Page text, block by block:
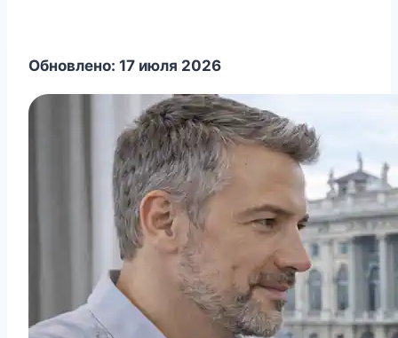
Обновлено: 17 июля 2026